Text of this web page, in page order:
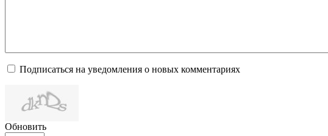
Подписаться на уведомления о новых комментариях
Обновить